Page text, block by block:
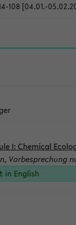
108 [04.01.-
I: Chemical
Vorbesprechung
in English